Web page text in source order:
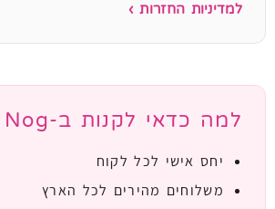
למדיניות החזרות ›
למה כדאי לקנות ב-Noga Nog?
יחס אישי לכל לקוח
משלוחים מהירים לכל הארץ